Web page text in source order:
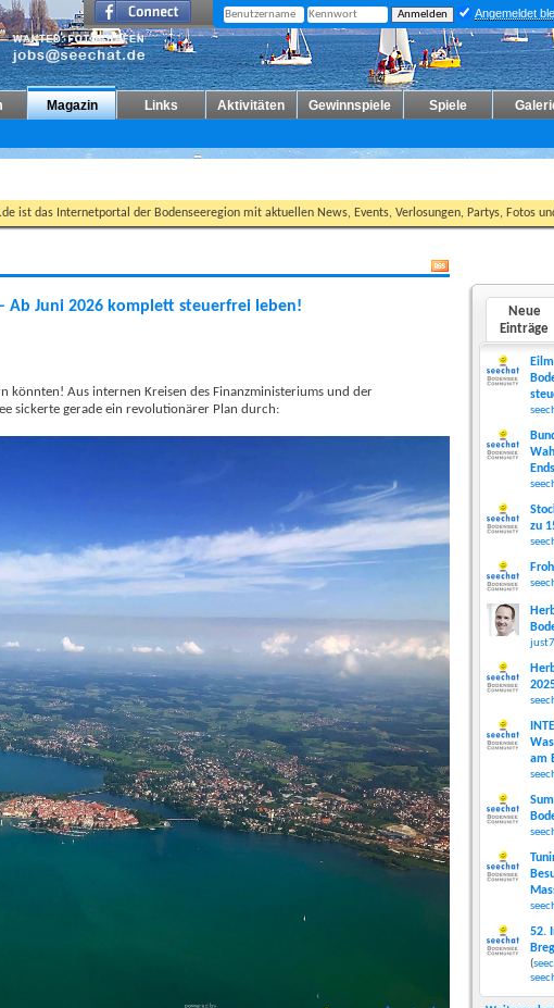
Angemeldet
Magazin Links Aktivitäten Gewinnspiele Spiele
ist das Internetportal der Bodenseeregion mit aktuellen News, Events, Verlosungen, Partys, Fotos
Ab Juni 2026 komplett steuerfrei leben!
könnten! Aus internen Kreisen des Finanzministeriums und der
sickerte gerade ein revolutionärer Plan durch:
Neue
Einträge
zu
am
52.
(